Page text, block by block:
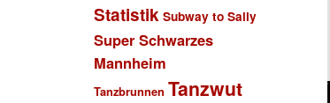
Statistik Subway to Sally
Super Schwarzes
Mannheim
Tanzbrunnen Tanzwut